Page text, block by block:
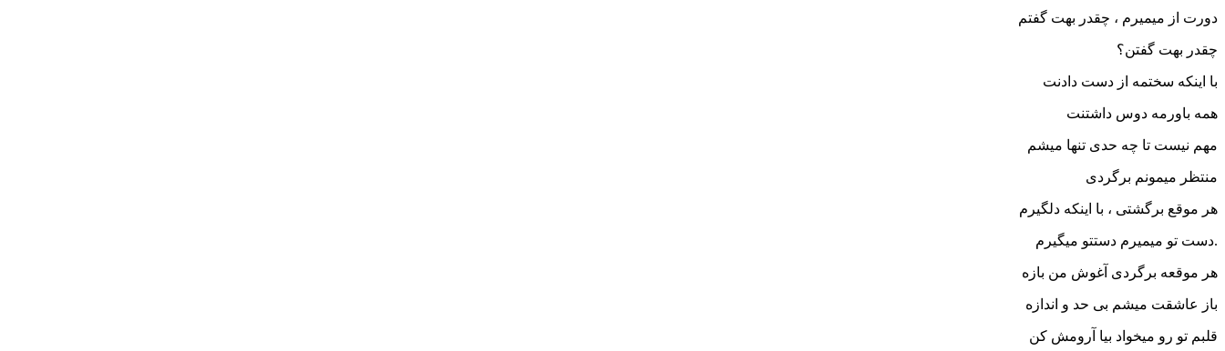
دورت از میمیرم ، چقدر بهت گفتم
چقدر بهت گفتن؟
با اینکه سختمه از دست دادنت
همه باورمه دوس داشتنت
مهم نیست تا چه حدی تنها میشم
منتظر میمونم برگردی
هر موقع برگشتی ، با اینکه دلگیرم
.دست تو میمیرم دستتو میگیرم
هر موقعه برگردی آغوش من بازه
باز عاشقت میشم بی حد و اندازه
قلبم تو رو میخواد بیا آرومش کن